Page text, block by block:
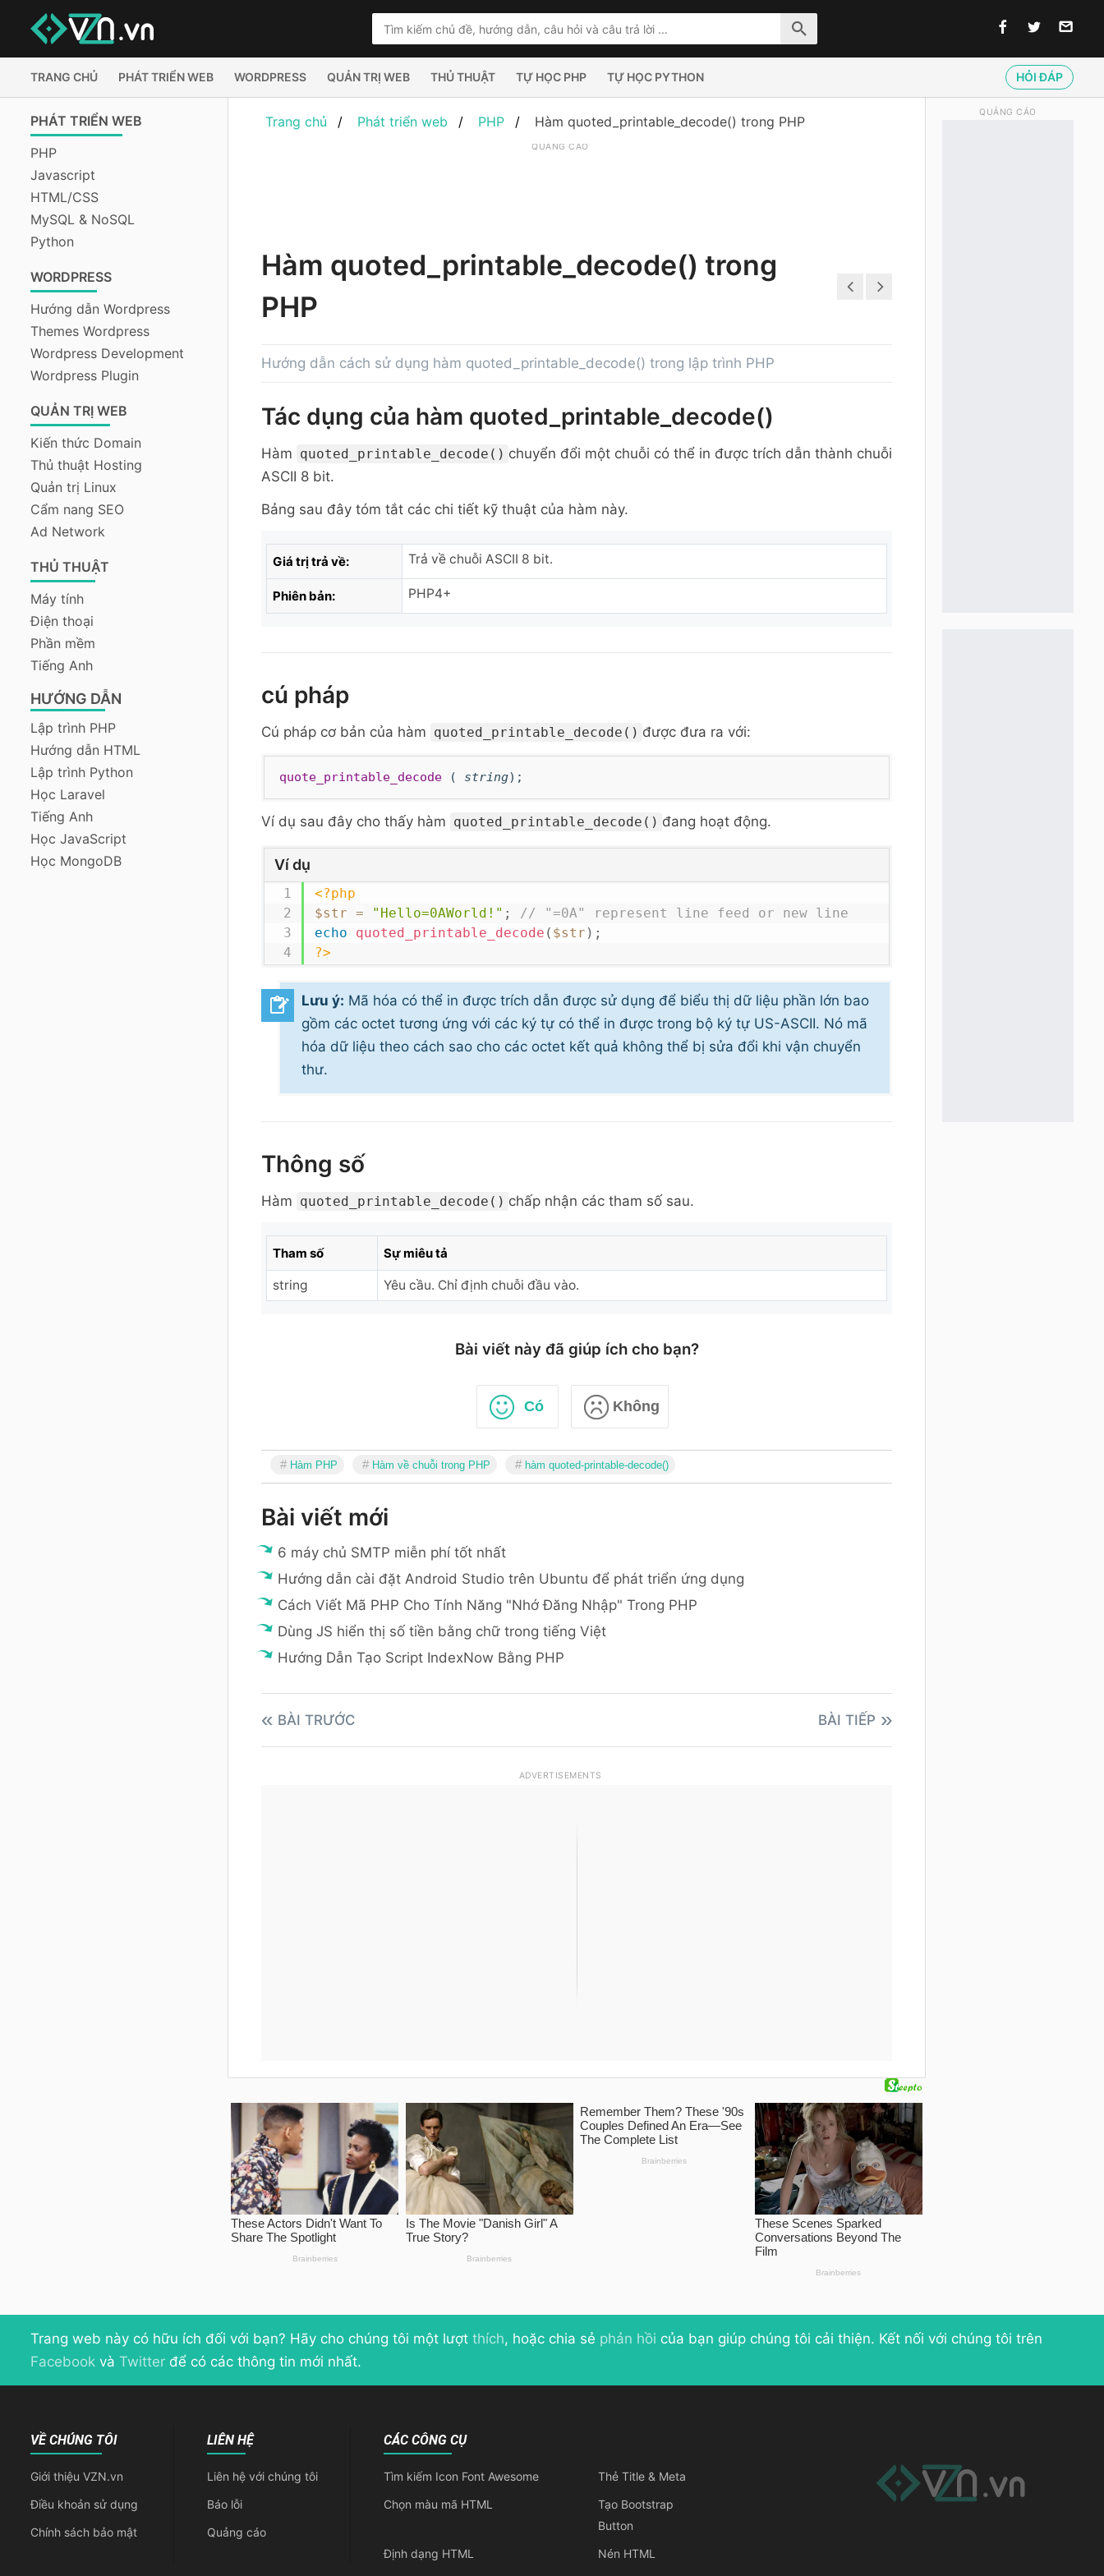
TRANG CHỦ PHÁT TRIỂN WEB WORDPRESS QUẢN TRỊ WEB THỦ THUẬT TỰ HỌC PHP TỰ HỌC PYTHON HỎI ĐÁP
PHÁT TRIỂN WEB
PHP
Javascript
HTML/CSS
MySQL & NoSQL
Python
WORDPRESS
Hướng dẫn Wordpress
Themes Wordpress
Wordpress Development
Wordpress Plugin
QUẢN TRỊ WEB
Kiến thức Domain
Thủ thuật Hosting
Quản trị Linux
Cẩm nang SEO
Ad Network
THỦ THUẬT
Máy tính
Điện thoại
Phần mềm
Tiếng Anh
HƯỚNG DẪN
Lập trình PHP
Hướng dẫn HTML
Lập trình Python
Học Laravel
Tiếng Anh
Học JavaScript
Học MongoDB
Trang chủ Phát triển web PHP Hàm quoted_printable_decode() trong PHP
QUẢNG CÁO
Hàm quoted_printable_decode() trong
PHP
Hướng dẫn cách sử dụng hàm quoted_printable_decode() trong lập trình PHP
Tác dụng của hàm quoted_printable_decode()
Hàm quoted_printable_decode() chuyển đổi một chuỗi có thể in được trích dẫn thành chuỗi
ASCII 8 bit.
Bảng sau đây tóm tắt các chi tiết kỹ thuật của hàm này.
Giá trị trả về: Trả về chuỗi ASCII 8 bit.
Phiên bản: PHP4+
cú pháp
Cú pháp cơ bản của hàm quoted_printable_decode() được đưa ra với:
quote_printable_decode ( string);
Ví dụ sau đây cho thấy hàm quoted_printable_decode() đang hoạt động.
Ví dụ
<?php
$str = "Hello=0AWorld!" ;
// "=0A" represent line feed or new line
echo
quoted_printable_decode ( $str ) ;
?>
Lưu ý: Mã hóa có thể in được trích dẫn được sử dụng để biểu thị dữ liệu phần lớn bao
gồm các octet tương ứng với các ký tự có thể in được trong bộ ký tự US-ASCII. Nó mã
hóa dữ liệu theo cách sao cho các octet kết quả không thể bị sửa đổi khi vận chuyển
thư.
Thông số
Hàm quoted_printable_decode() chấp nhận các tham số sau.
Tham số Sự miêu tả
string Yêu cầu. Chỉ định chuỗi đầu vào.
Bài viết này đã giúp ích cho bạn?
Có Không
Hàm PHP Hàm về chuỗi trong PHP hàm quoted-printable-decode()
Bài viết mới
6 máy chủ SMTP miễn phí tốt nhất
Hướng dẫn cài đặt Android Studio trên Ubuntu để phát triển ứng dụng
Cách Viết Mã PHP Cho Tính Năng "Nhớ Đăng Nhập" Trong PHP
Dùng JS hiển thị số tiền bằng chữ trong tiếng Việt
Hướng Dẫn Tạo Script IndexNow Bằng PHP
BÀI TRƯỚC BÀI TIẾP
ADVERTISEMENTS
QUẢNG CÁO
Trang web này có hữu ích đối với bạn? Hãy cho chúng tôi một lượt thích, hoặc chia sẻ phản hồi của bạn giúp chúng tôi cải thiện. Kết nối với chúng tôi trên
Facebook và Twitter để có các thông tin mới nhất.
VỀ CHÚNG TÔI
Giới thiệu VZN.vn
Điều khoản sử dụng
Chính sách bảo mật
LIÊN HỆ
Liên hệ với chúng tôi
Báo lỗi
Quảng cáo
CÁC CÔNG CỤ
Tìm kiếm Icon Font Awesome
Thẻ Title & Meta
Chọn màu mã HTML
Tạo Bootstrap
Button
Định dạng HTML
Nén HTML